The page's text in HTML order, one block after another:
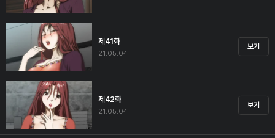
제41화
21.05.04
보기
제42화
21.05.04
보기